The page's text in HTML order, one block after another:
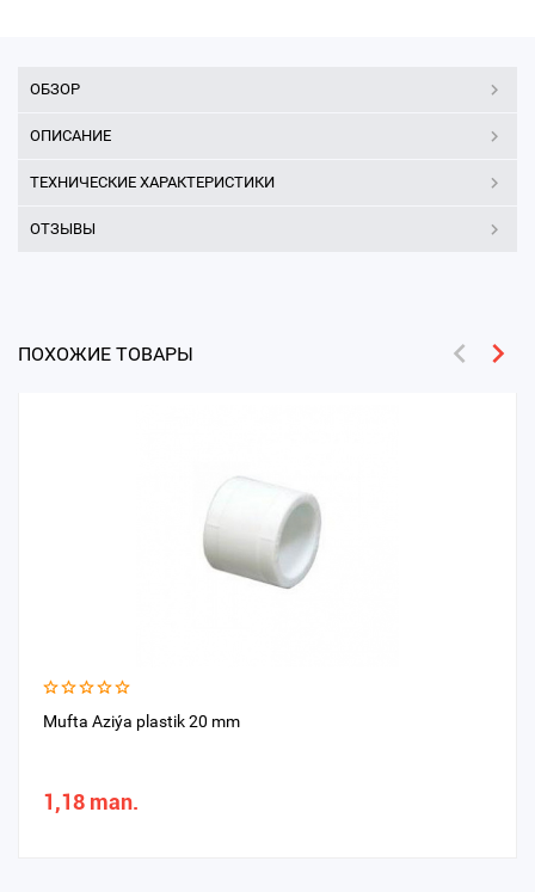
ОБЗОР
ОПИСАНИЕ
ТЕХНИЧЕСКИЕ ХАРАКТЕРИСТИКИ
ОТЗЫВЫ
ПОХОЖИЕ ТОВАРЫ
Mufta Aziýa plastik 20 mm
1,18 man.